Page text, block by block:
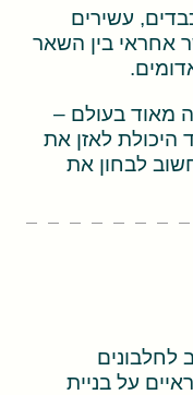
עשירים
אחראי בין השאר
מאוד בעולם –
היכולת לאזן את
לבחון את
לחלבונים
על בניית